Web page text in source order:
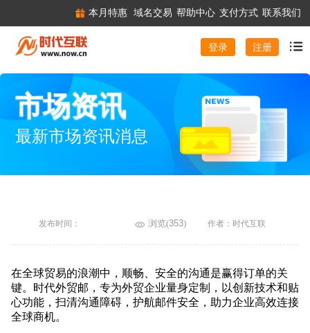
本月特惠 域名交易 帮助中心 支付方式 联系我们
登录 注册
市场资讯
最新市场资讯消息
发布时间： 浏览(353) 作者：时代互联
在全球贸易的浪潮中，顺畅、安全的沟通是赢得订单的关
键。时代外贸邮，专为外贸企业量身定制，以创新技术和贴
心功能，扫清沟通障碍，护航邮件安全，助力企业高效连接
全球商机。